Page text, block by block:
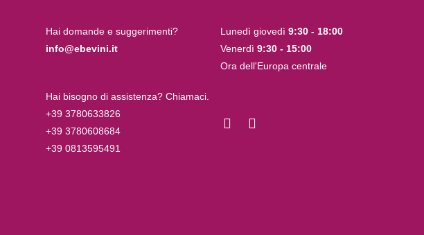
Hai domande e suggerimenti?
info@ebevini.it
Hai bisogno di assistenza? Chiamaci.
+39 3780633826
+39 3780608684
+39 0813595491
Lunedì giovedì 9:30 - 18:00
Venerdì 9:30 - 15:00
Ora dell'Europa centrale